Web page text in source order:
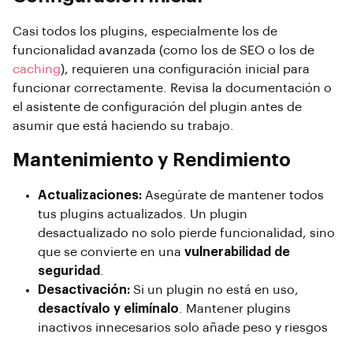
Casi todos los plugins, especialmente los de
funcionalidad avanzada (como los de SEO o los de
caching), requieren una configuración inicial para
funcionar correctamente. Revisa la documentación o
el asistente de configuración del plugin antes de
asumir que está haciendo su trabajo.
Mantenimiento y Rendimiento
Actualizaciones: Asegúrate de mantener todos
tus plugins actualizados. Un plugin
desactualizado no solo pierde funcionalidad, sino
que se convierte en una vulnerabilidad de
seguridad
Desactivación: Si un plugin no está en uso,
desactívalo y elimínalo . Mantener plugins
inactivos innecesarios solo añade peso y riesgos